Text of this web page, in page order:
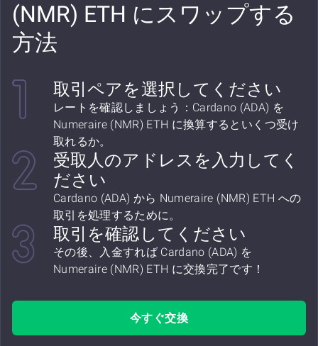
(NMR) ETH にスワップする
方法
取引ペアを選択してください
レートを確認しましょう：Cardano (ADA) を
Numeraire (NMR) ETH に換算するといくつ受け
取れるか。
受取人のアドレスを入力してく
ださい
Cardano (ADA) から Numeraire (NMR) ETH への
取引を処理するために。
取引を確認してください
その後、入金すれば Cardano (ADA) を
Numeraire (NMR) ETH に交換完了です！
今すぐ交換